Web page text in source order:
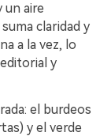
un aire
claridad y
a la vez, lo
y
el burdeos
y el verde